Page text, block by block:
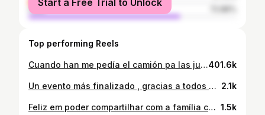
male
Start a Free Trial to Unlock
Top performing Reels
Cuando han me pedía el camión pa las juntas 😁401.6k
Un evento más finalizado , gracias a todos por el cariño y las fotitos sacadas 🖤🐍#teamgeocar 2.1k
Feliz em poder compartilhar com a família charada do Brasil. Admiração e inspiração nesse mundo dos caminhões!!! Tmj 🇧🇷🇨🇱@charadatruck @caroldelvecchiooficial 1.5k